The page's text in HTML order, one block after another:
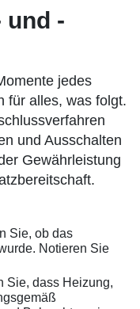
und -
jedes
für alles, was folgt.
und Ausschalten
Gewährleistung
Sie, ob das
Notieren Sie
Sie, dass Heizung,